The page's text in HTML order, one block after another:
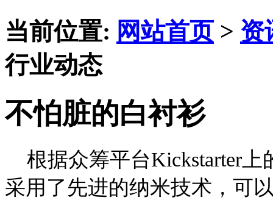
当前位置: 网站首页> 资
行业动态
不怕脏的白衬衫
根据众筹平台Kickstarter上
采用了先进的纳米技术，可